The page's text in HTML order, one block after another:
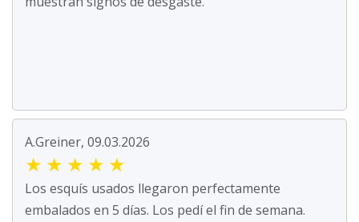
A.Greiner, 09.03.2026
★ ★ ★ ★ ★
Los esquís usados llegaron perfectamente
embalados en 5 días. Los pedí el fin de semana.